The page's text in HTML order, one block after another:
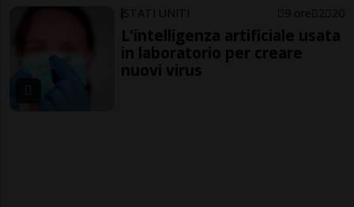
STATI UNITI 9 ore 2 20
L'intelligenza artificiale usata
in laboratorio per creare
nuovi virus